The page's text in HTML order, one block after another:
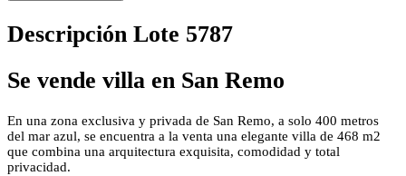
Descripción Lote 5787
Se vende villa en San Remo
En una zona exclusiva y privada de San Remo, a solo 400 metros
del mar azul, se encuentra a la venta una elegante villa de 468 m2
que combina una arquitectura exquisita, comodidad y total
privacidad.